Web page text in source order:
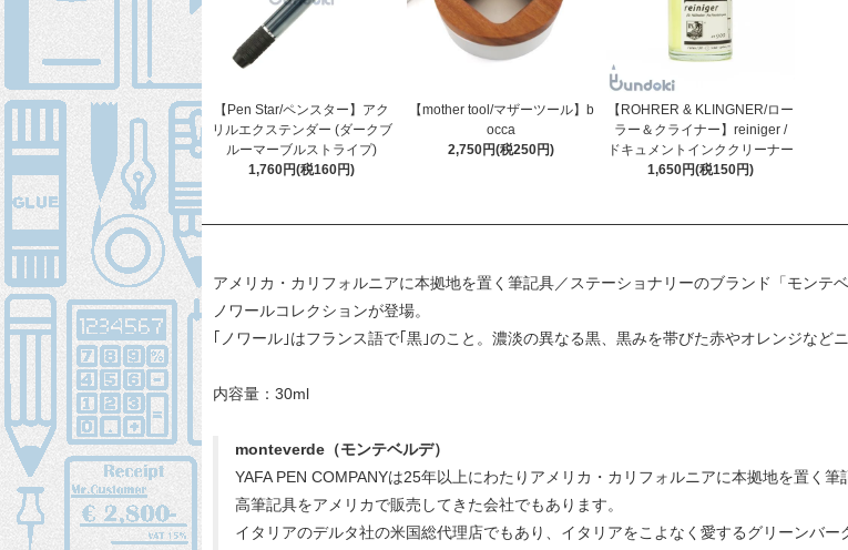
【Pen Star/ペンスター】アク
リルエクステンダー (ダークブ
ルーマーブルストライプ)
1,760円(税160円)
【mother tool/マザーツール】b
occa
2,750円(税250円)
【ROHRER & KLINGNER/ロー
ラー＆クライナー】reiniger /
ドキュメントインククリーナー
1,650円(税150円)
アメリカ・カリフォルニアに本拠地を置く筆記具／ステーショナリーのブランド「モンテ
ノワールコレクションが登場。
｢ノワール｣はフランス語で｢黒｣のこと。濃淡の異なる黒、黒みを帯びた赤やオレンジなど
内容量：30ml
monteverde（モンテベルデ）
YAFA PEN COMPANYは25年以上にわたりアメリカ・カリフォルニアに本拠地を置く
高筆記具をアメリカで販売してきた会社でもあります。
イタリアのデルタ社の米国総代理店でもあり、イタリアをこよなく愛するグリーンバ